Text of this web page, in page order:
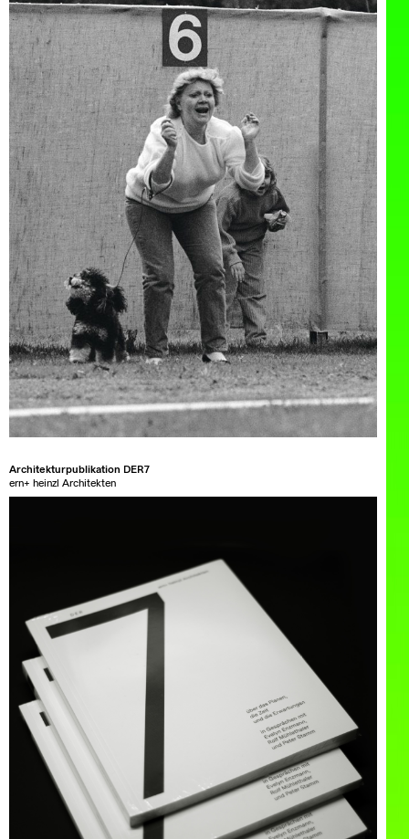
Architekturpublikation DER7
ern+ heinzl Architekten